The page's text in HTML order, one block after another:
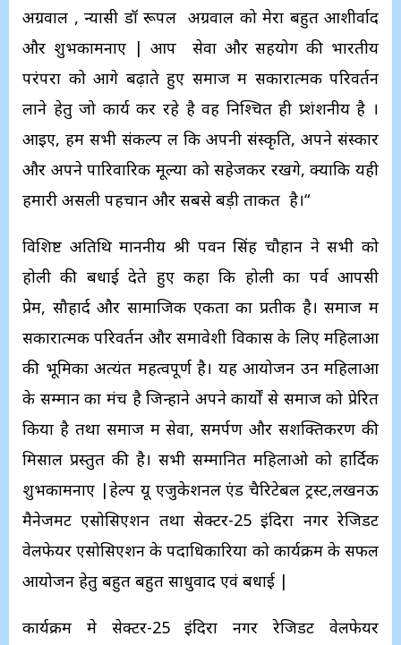
अग्रवाल , न्यासी डॉ रूपल अग्रवाल को मेरा बहुत आशीर्वाद
और शुभकामनाए | आप सेवा और सहयोग की भारतीय
परंपरा को आगे बढ़ाते हुए समाज में सकारात्मक परिवर्तन
लाने हेतु जो कार्य कर रहे है वह निश्चित ही प्र्शंशनीय है ।
आइए, हम सभी संकल्प लें कि अपनी संस्कृति, अपने संस्कार
और अपने पारिवारिक मूल्यों को सहेजकर रखेंगे, क्योंकि यही
हमारी असली पहचान और सबसे बड़ी ताकत है।“
विशिष्ट अतिथि माननीय श्री पवन सिंह चौहान ने सभी को
होली की बधाई देते हुए कहा कि होली का पर्व आपसी
प्रेम, सौहार्द और सामाजिक एकता का प्रतीक है। समाज में
सकारात्मक परिवर्तन और समावेशी विकास के लिए महिलाओं
की भूमिका अत्यंत महत्वपूर्ण है। यह आयोजन उन महिलाओं
के सम्मान का मंच है जिन्होंने अपने कार्यों से समाज को प्रेरित
किया है तथा समाज में सेवा, समर्पण और सशक्तिकरण की
मिसाल प्रस्तुत की है। सभी सम्मानित महिलाओ को हार्दिक
शुभकामनाए |हेल्प यू एजुकेशनल एंड चैरिटेबल ट्रस्ट,लखनऊ
मैनेजमेंट एसोसिएशन तथा सेक्टर-25 इंदिरा नगर रेजिडेंट
वेलफेयर एसोसिएशन के पदाधिकारियों को कार्यक्रम के सफल
आयोजन हेतु बहुत बहुत साधुवाद एवं बधाई |
कार्यक्रम मे सेक्टर-25 इंदिरा नगर रेजिडेंट वेलफेयर